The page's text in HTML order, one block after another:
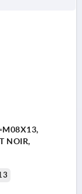
NOIR,